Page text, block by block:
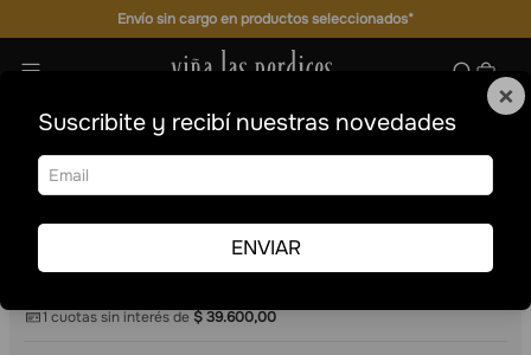
Envío sin cargo en productos seleccionados*
Cajas Mixtas Mix latas vinos y espumantes
Chac Chac
39.600,00
1 cuotas sin interés de$39.600,00
×
Suscribite y recibí nuestras novedades
ENVIAR